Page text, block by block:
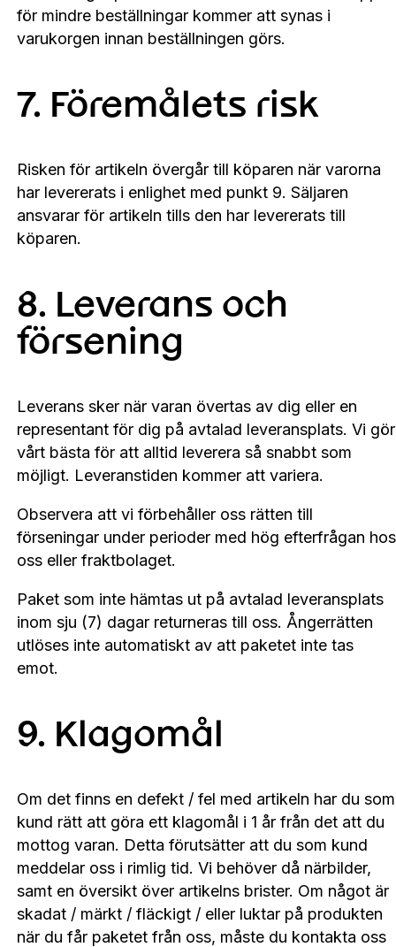
för mindre beställningar kommer att synas i
varukorgen innan beställningen görs.
7. Föremålets risk
Risken för artikeln övergår till köparen när varorna
har levererats i enlighet med punkt 9. Säljaren
ansvarar för artikeln tills den har levererats till
köparen.
8. Leverans och
försening
Leverans sker när varan övertas av dig eller en
representant för dig på avtalad leveransplats. Vi gör
vårt bästa för att alltid leverera så snabbt som
möjligt. Leveranstiden kommer att variera.
Observera att vi förbehåller oss rätten till
förseningar under perioder med hög efterfrågan hos
oss eller fraktbolaget.
Paket som inte hämtas ut på avtalad leveransplats
inom sju (7) dagar returneras till oss. Ångerrätten
utlöses inte automatiskt av att paketet inte tas
emot.
9. Klagomål
Om det finns en defekt / fel med artikeln har du som
kund rätt att göra ett klagomål i 1 år från det att du
mottog varan. Detta förutsätter att du som kund
meddelar oss i rimlig tid. Vi behöver då närbilder,
samt en översikt över artikelns brister. Om något är
skadat / märkt / fläckigt / eller luktar på produkten
när du får paketet från oss, måste du kontakta oss